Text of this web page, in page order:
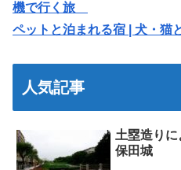
機で行く旅
ペットと泊まれる宿 | 犬・猫
人気記事
土塁造り
保田城